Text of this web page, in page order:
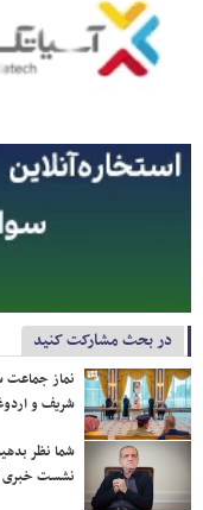
در بحث مشارکت کنید
نماز جماعت
شریف و
شما نظر
نشست خبری